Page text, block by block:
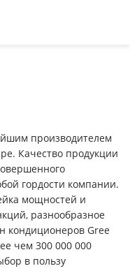
производителем
Качество продукции
гордости компании.
мощностей и
разнообразное
кондиционеров Gree
чем 300 000 000
в пользу